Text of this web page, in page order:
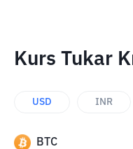
Kurs Tukar
USD INR
BTC